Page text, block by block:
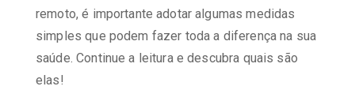
remoto, é importante adotar algumas medidas
simples que podem fazer toda a diferença na sua
saúde. Continue a leitura e descubra quais são
elas!